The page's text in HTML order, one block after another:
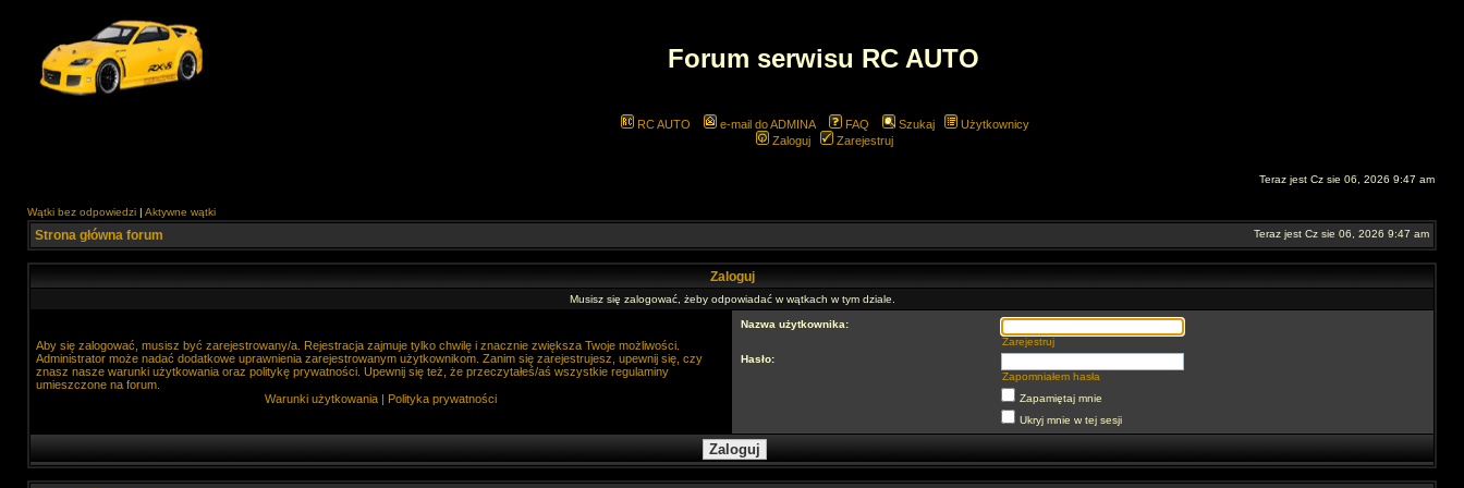
Forum serwisu RC AUTO
RC AUTO e-mail do ADMINA FAQ Szukaj
Użytkownicy
Zaloguj
Zarejestruj
Teraz jest Cz sie 06, 2026 9:47 am
Wątki bez odpowiedzi | Aktywne wątki
Strona główna forum Teraz jest Cz sie 06, 2026 9:47 am
Zaloguj
Musisz się zalogować, żeby odpowiadać w wątkach w tym dziale.
Aby się zalogować, musisz być zarejestrowany/a. Rejestracja zajmuje tylko chwilę i znacznie zwiększa Twoje możliwości.
Administrator może nadać dodatkowe uprawnienia zarejestrowanym użytkownikom. Zanim się zarejestrujesz, upewnij się, czy
znasz nasze warunki użytkowania oraz politykę prywatności. Upewnij się też, że przeczytałeś/aś wszystkie regulaminy
umieszczone na forum.
Warunki użytkowania | Polityka prywatności
Nazwa użytkownika:
Zarejestruj
Hasło:
Zapomniałem hasła
Zapamiętaj mnie
Ukryj mnie w tej sesji